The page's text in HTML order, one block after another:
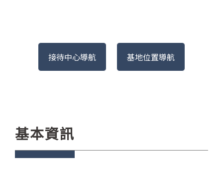
接待中心導航 基地位置導航
基本資訊